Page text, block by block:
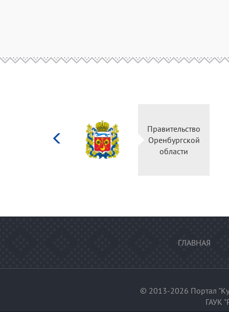
культуры
Российской
Правительство
Оренбургской
области
ГЛАВНАЯ
© 2013-2026 Портал
ГАУК